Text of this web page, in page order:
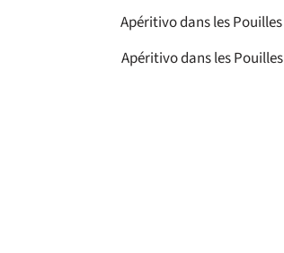
Apéritivo dans les Pouilles
Apéritivo dans les Pouilles